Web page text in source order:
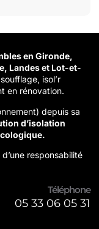
en Gironde,
Landes et Lot-et-
isol’r
en rénovation.
depuis sa
d’isolation
responsabilité
Téléphone
05 33 06 05 31